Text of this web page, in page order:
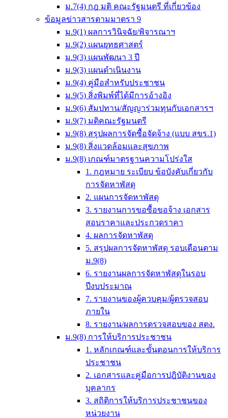
ม.7(4) กฎ มติ คณะรัฐมนตรี ที่เกี่ยวข้อง
ข้อมูลข่าวสารตามมาตรา 9
ม.9(1) ผลการวินิจฉัย/พิจารณาฯ
ม.9(2) แผนยุทธศาสตร์
ม.9(3) แผนพัฒนา 3 ปี
ม.9(3) แผนดำเนินงาน
ม.9(4) คู่มือสำหรับประชาชน
ม.9(5) สิ่งพิมพ์ที่ได้มีการอ้างอิง
ม.9(6) สัมปทาน/สัญญาร่วมทุนกับเอกสารฯ
ม.9(7) มติคณะรัฐมนตรี
ม.9(8) สรุปผลการจัดซื้อจัดจ้าง (แบบ สขร.1)
ม.9(8) สิ่งแวดล้อมและสุขภาพ
ม.9(8) เกณฑ์มาตรฐานความโปร่งใส
1. กฎหมาย ระเบียบ ข้อบังคับเกี่ยวกับ
การจัดหาพัสดุ
2. แผนการจัดหาพัสดุ
3. รายงานการขอซื้อขอจ้าง เอกสาร
สอบราคาและประกวดราคา
4. ผลการจัดหาพัสดุ
5. สรุปผลการจัดหาพัสดุ รอบเดือนตาม
ม.9(8)
6. รายงานผลการจัดหาพัสดุในรอบ
ปีงบประมาณ
7. รายงานของผู้ควบคุม/ผู้ตรวจสอบ
ภายใน
8. รายงาน/ผลการตรวจสอบของ สตง.
ม.9(8) การให้บริการประชาชน
1. หลักเกณฑ์และขั้นตอนการให้บริการ
ประชาชน
2. เอกสารและคู่มือการปฎิบัติงานของ
บุคลากร
3. สถิติการให้บริการประชาชนของ
หน่วยงาน